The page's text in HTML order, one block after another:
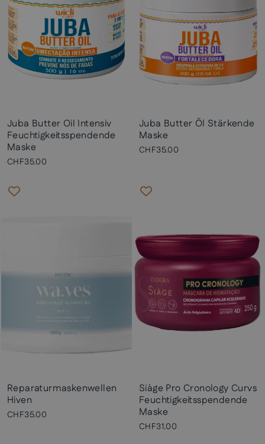
Juba Butter Oil Intensiv
Feuchtigkeitsspendende
Maske
CHF35.00
Juba Butter Öl Stärkende
Maske
CHF35.00
Reparaturmaskenwellen
Hiven
CHF35.00
Siàge Pro Cronology Curvs
Feuchtigkeitsspendende
Maske
CHF31.00